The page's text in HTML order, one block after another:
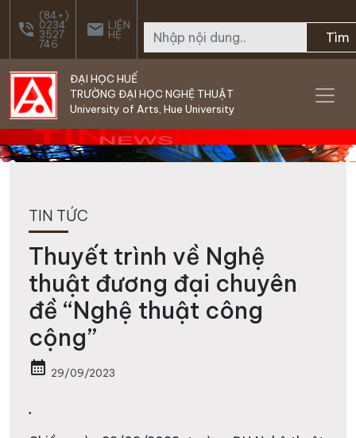
Skip to main content
phone_in_talk
(84+)
0234
3527
746
email LIÊN
HỆ Tìm
ĐẠI HỌC HUẾ
TRƯỜNG ĐẠI HỌC NGHỆ THUẬT
University of Arts, Hue University
TIN TỨC
Thuyết trình về Nghệ
thuật đương đại chuyên
đề “Nghệ thuật công
cộng”
calendar_month 29/09/2023
.